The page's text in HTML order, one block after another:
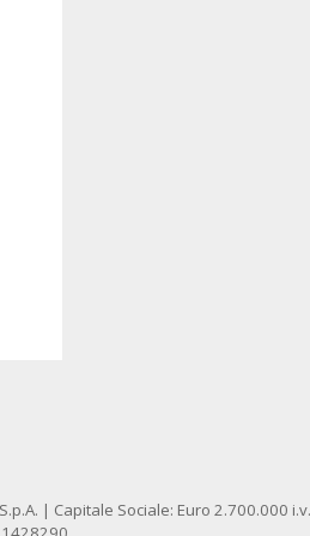
| Capitale Sociale: Euro 2.700.000 i.v.